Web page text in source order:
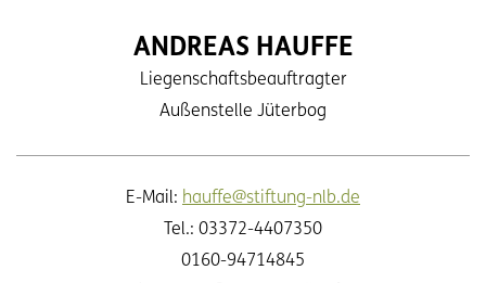
ANDREAS HAUFFE
Liegenschaftsbeauftragter
Außenstelle Jüterbog
E-Mail: hauffe@stiftung-nlb.de
Tel.: 03372-4407350
0160-94714845